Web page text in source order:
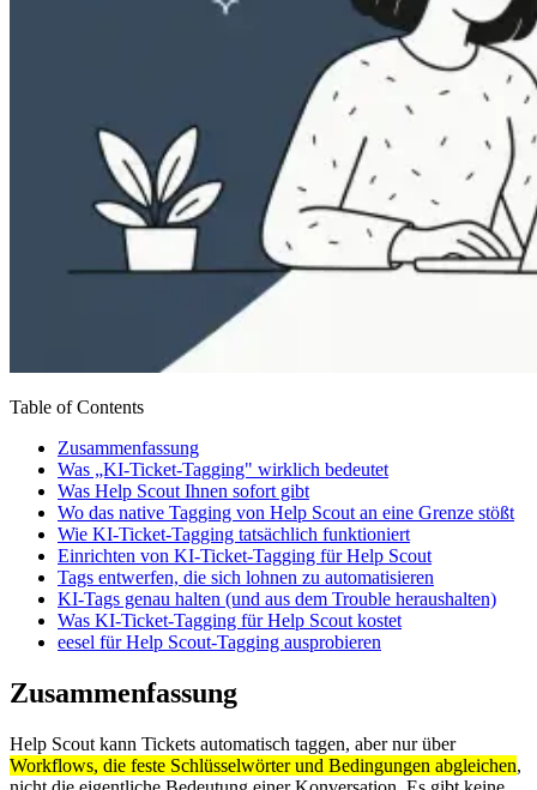
Table of Contents
Zusammenfassung
Was „KI-Ticket-Tagging" wirklich bedeutet
Was Help Scout Ihnen sofort gibt
Wo das native Tagging von Help Scout an eine Grenze stößt
Wie KI-Ticket-Tagging tatsächlich funktioniert
Einrichten von KI-Ticket-Tagging für Help Scout
Tags entwerfen, die sich lohnen zu automatisieren
KI-Tags genau halten (und aus dem Trouble heraushalten)
Was KI-Ticket-Tagging für Help Scout kostet
eesel für Help Scout-Tagging ausprobieren
Zusammenfassung
Help Scout kann Tickets automatisch taggen, aber nur über
Workflows, die feste Schlüsselwörter und Bedingungen abgleichen,